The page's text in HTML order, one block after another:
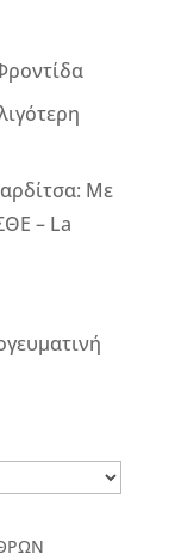
Με
– La